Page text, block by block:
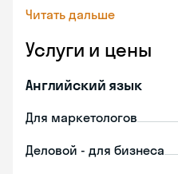
Читать дальше
Услуги и цены
Английский язык
Для маркетологов
Деловой - для бизнеса